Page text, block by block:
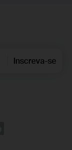
Inscreva-se